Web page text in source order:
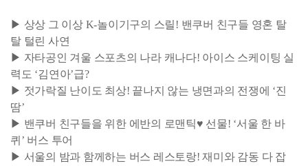
▶ 상상 그 이상 K-놀이기구의 스릴! 밴쿠버 친구들 영혼 탈
탈 털린 사연
▶ 자타공인 겨울 스포츠의 나라 캐나다! 아이스 스케이팅 실
력도 ‘김연아’급?
▶ 젓가락질 난이도 최상! 끝나지 않는 냉면과의 전쟁에 ‘진
땀’
▶ 밴쿠버 친구들을 위한 에반의 로맨틱♥ 선물! ‘서울 한 바
퀴’ 버스 투어
▶ 서울의 밤과 함께하는 버스 레스토랑! 재미와 감동 다 잡